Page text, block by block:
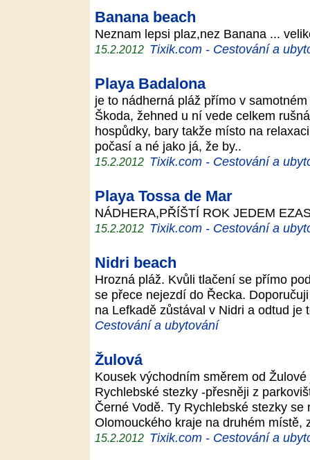
Banana beach
Neznam lepsi plaz,nez Banana ...
15.2.2012 Tixik.com - Cestování a
Playa Badalona
je to nádherná pláž přímo v
Škoda, žehned u ní vede celkem
hospůdky, bary takže místo na
počasí a né jako já, že by..
15.2.2012 Tixik.com - Cestování a
Playa Tossa de Mar
NÁDHERA,PŘÍŠTÍ ROK JEDEM
15.2.2012 Tixik.com - Cestování a
Nidri beach
Hrozná pláž. Kvůli tlačení se přímo
se přece nejezdí do Řecka.
na Lefkadě zůstával v Nidri a odtud je
Cestování a ubytování
Žulová
Kousek východním směrem od
Rychlebské stezky -přesněji z
Černé Vodě. Ty Rychlebské stezky
Olomouckého kraje na druhém
15.2.2012 Tixik.com - Cestování a